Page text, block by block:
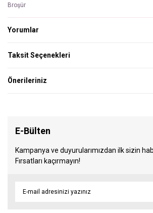
Broşür
Yorumlar
Taksit Seçenekleri
Önerileriniz
E-Bülten
Kampanya ve duyurularımızdan ilk sizin
Fırsatları kaçırmayın!